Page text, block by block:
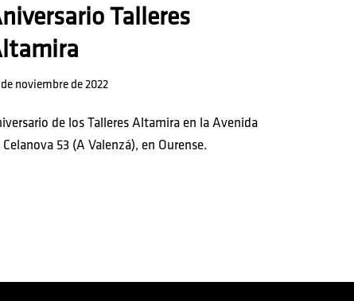
Talleres
noviembre de 2022
de los Talleres Altamira en la Avenida
Celanova 53 (A Valenzá), en Ourense.